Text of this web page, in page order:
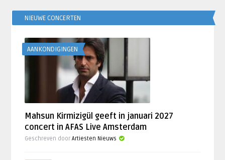
NIEUWE CONCERTEN
AANKONDIGINGEN
Mahsun Kirmizigül geeft in januari 2027
concert in AFAS Live Amsterdam
Geschreven doorArtiesten Nieuws